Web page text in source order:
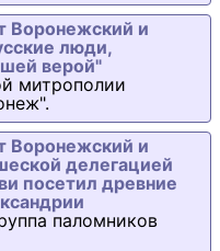
Воронежский и
люди,
верой"
митрополии
Воронежский и
делегацией
посетил древние
паломников